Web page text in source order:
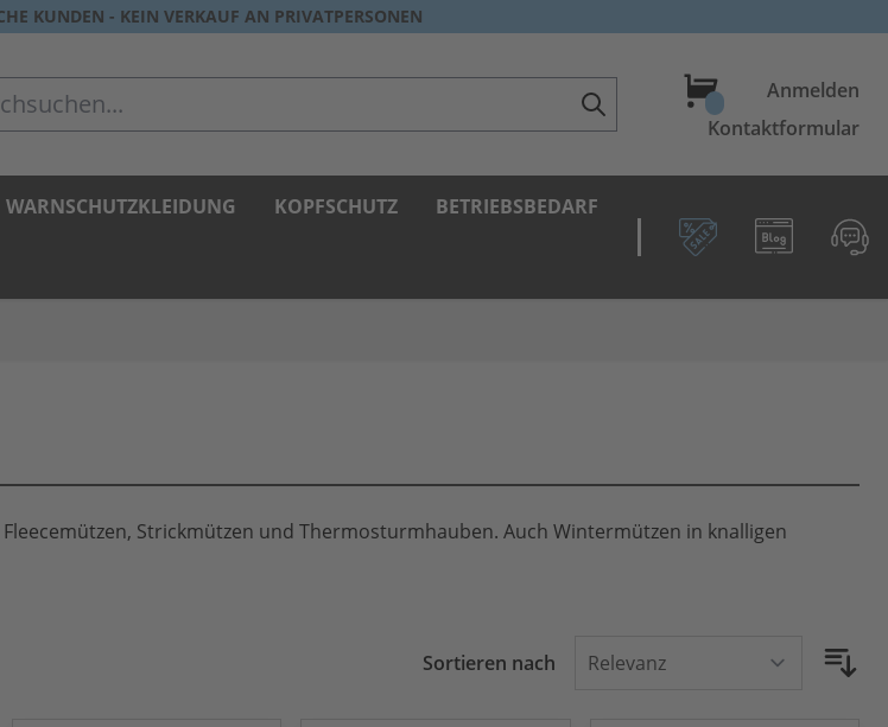
KUNDEN - KEIN VERKAUF AN PRIVATPERSONEN
WarenkorbAnmelden
Kontaktformular
WARNSCHUTZKLEIDUNG KOPFSCHUTZ BETRIEBSBEDARF
Strickmützen und Thermosturmhauben. Auch Wintermützen in knalligen
Sortieren nach